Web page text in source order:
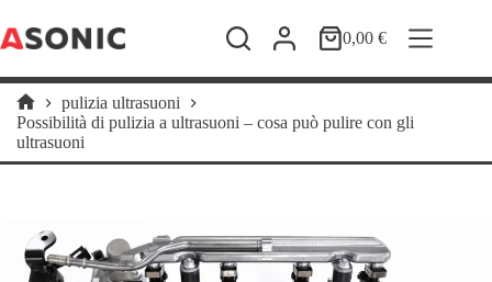
al
contenuto
Carrello
0,00€
Home
pulizia ultrasuoni
Possibilità di pulizia a ultrasuoni – cosa può pulire con gli
ultrasuoni